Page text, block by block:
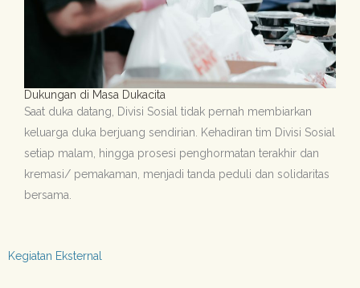
Dukungan di Masa Dukacita
Saat duka datang, Divisi Sosial tidak pernah membiarkan
keluarga duka berjuang sendirian. Kehadiran tim Divisi Sosial
setiap malam, hingga prosesi penghormatan terakhir dan
kremasi/ pemakaman, menjadi tanda peduli dan solidaritas
bersama.
Kegiatan Eksternal